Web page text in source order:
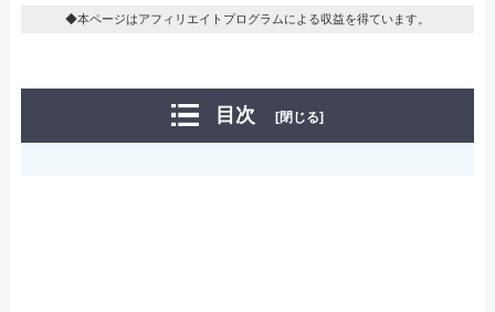
◆本ページはアフィリエイトプログラムによる収益を得ています。
目次 [閉じる]